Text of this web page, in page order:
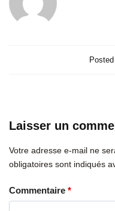
Laisser un
Votre adresse e-mail ne
obligatoires sont indiqués
Commentaire *